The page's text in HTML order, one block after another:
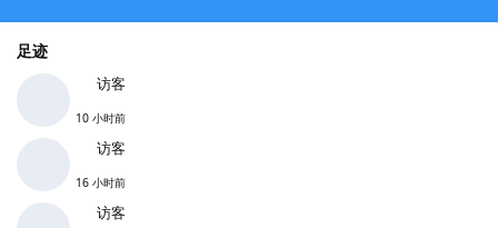
足迹
访客
10 小时前
访客
16 小时前
访客